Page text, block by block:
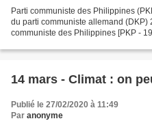
Parti communiste des Philippines
du parti communiste allemand (DKP)
communiste des Philippines [PKP -
14 mars - Climat : on
Publié le 27/02/2020 à 11:49
Par anonyme